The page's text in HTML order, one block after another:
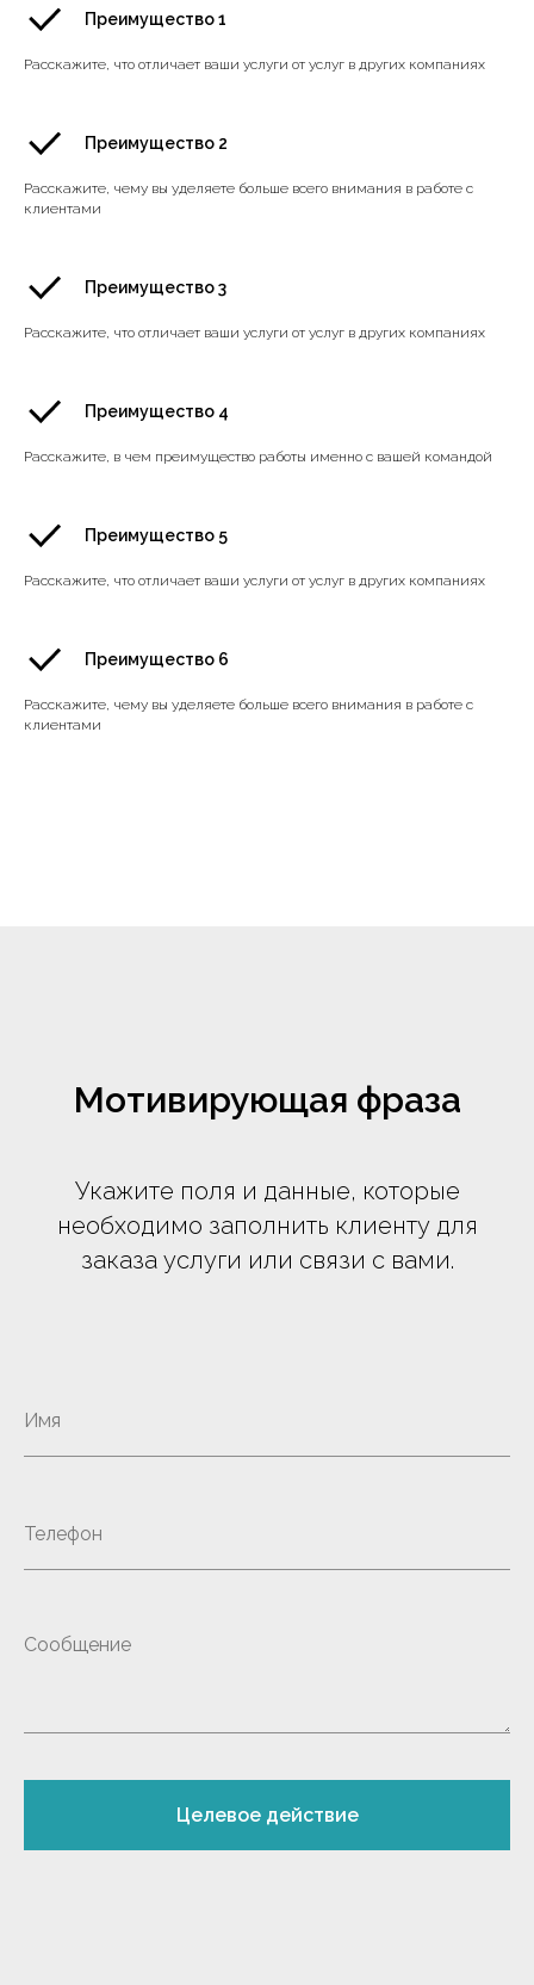
Преимущество 1
Расскажите, что отличает ваши услуги от услуг в других компаниях
Преимущество 2
Расскажите, чему вы уделяете больше всего внимания в работе с
клиентами
Преимущество 3
Расскажите, что отличает ваши услуги от услуг в других компаниях
Преимущество 4
Расскажите, в чем преимущество работы именно с вашей командой
Преимущество 5
Расскажите, что отличает ваши услуги от услуг в других компаниях
Преимущество 6
Расскажите, чему вы уделяете больше всего внимания в работе с
клиентами
Мотивирующая фраза
Укажите поля и данные, которые
необходимо заполнить клиенту для
заказа услуги или связи с вами.
Целевое действие